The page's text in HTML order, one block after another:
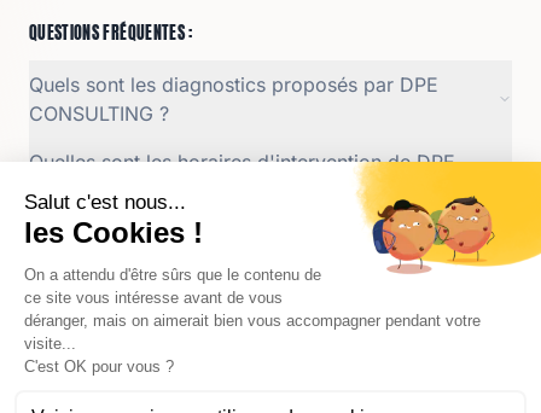
QUESTIONS FRÉQUENTES :
Quels sont les diagnostics proposés par DPE
CONSULTING ?
Quelles sont les horaires d'intervention de DPE
CONSULTING ?
Quelles sont les méthodes de paiement acceptées
par DPE CONSULTING ?
Qui est le gérant de DPE CONSULTING ?